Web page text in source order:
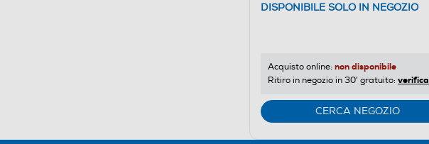
DISPONIBILE SOLO IN NEGOZIO
Acquisto online: non disponibile
Ritiro in negozio in 30' gratuito: verifica
CERCA NEGOZIO